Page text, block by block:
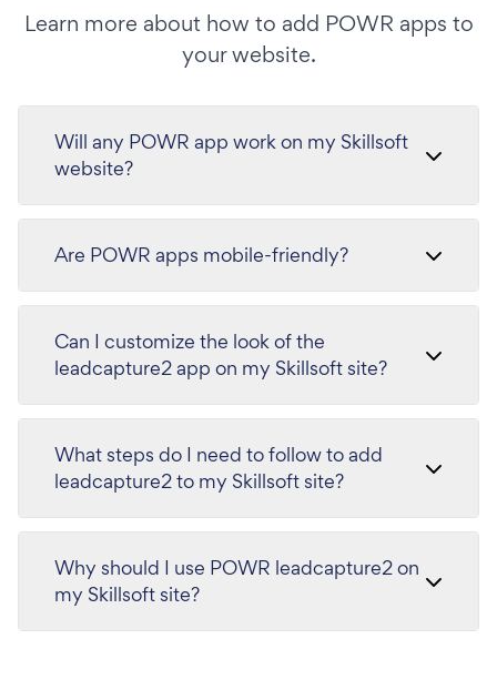
Learn more about how to add POWR apps to
your website.
Will any POWR app work on my Skillsoft
website?
Are POWR apps mobile-friendly?
Can I customize the look of the
leadcapture2 app on my Skillsoft site?
What steps do I need to follow to add
leadcapture2 to my Skillsoft site?
Why should I use POWR leadcapture2 on
my Skillsoft site?